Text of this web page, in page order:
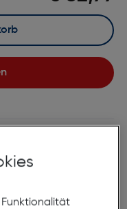
prüfen
Funktionalität